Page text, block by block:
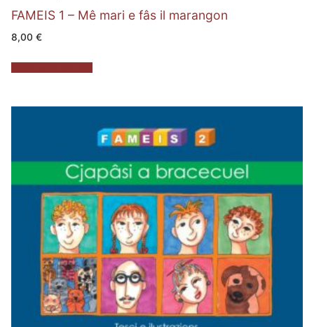
FAMEIS 1 – Mê mari e fâs il marangon
8,00 €